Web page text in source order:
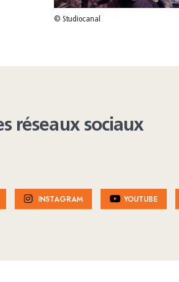
© Studiocanal
réseaux sociaux
INSTAGRAM YOUTUBE